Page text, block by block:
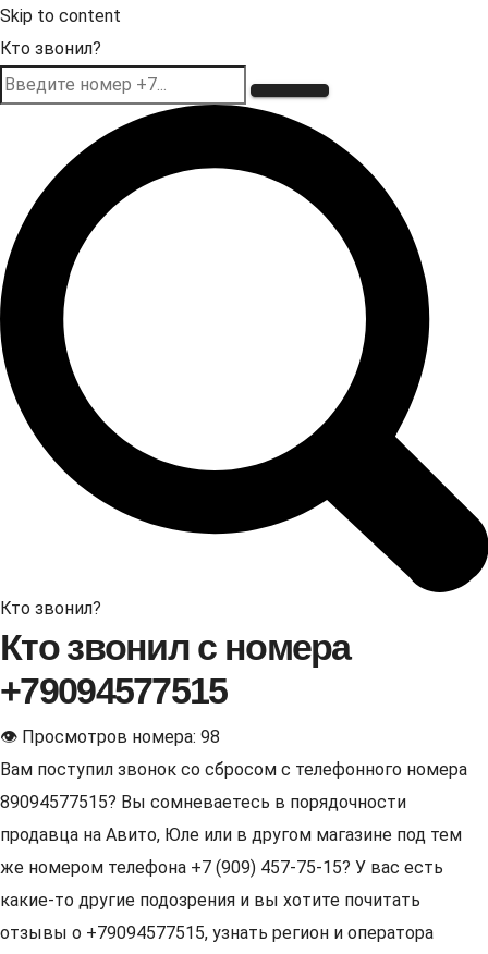
Skip to content
Кто звонил?
Кто звонил?
Кто звонил с номера
+79094577515
👁 Просмотров номера: 98
Вам поступил звонок со сбросом с телефонного номера
89094577515? Вы сомневаетесь в порядочности
продавца на Авито, Юле или в другом магазине под тем
же номером телефона +7 (909) 457-75-15? У вас есть
какие-то другие подозрения и вы хотите почитать
отзывы о +79094577515, узнать регион и оператора